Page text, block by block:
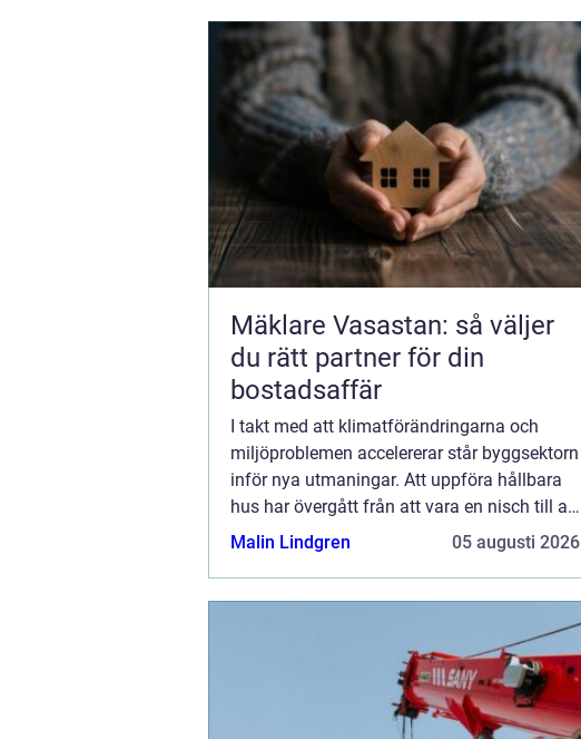
Mäklare Vasastan: så väljer
du rätt partner för din
bostadsaffär
I takt med att klimatförändringarna och
miljöproblemen accelererar står byggsektorn
inför nya utmaningar. Att uppföra hållbara
hus har övergått från att vara en nisch till att
bli en nödv&aum...
Malin Lindgren 05 augusti 2026